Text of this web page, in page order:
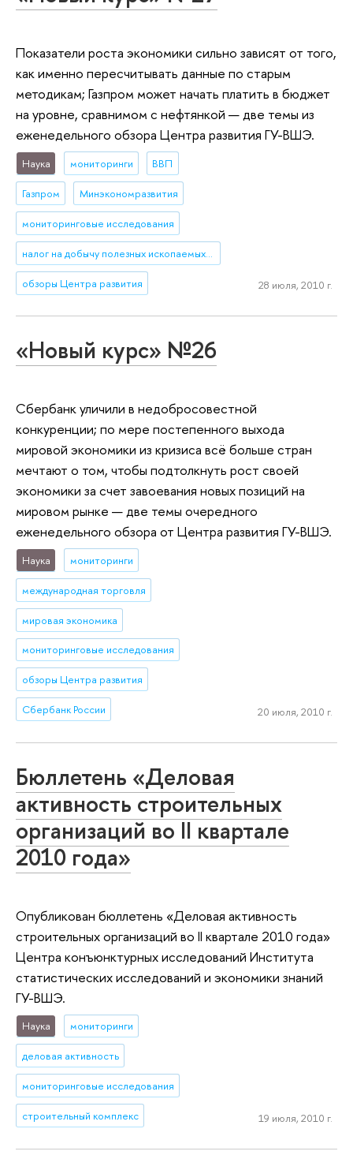
Показатели роста экономики сильно зависят от того,
как именно пересчитывать данные по старым
методикам; Газпром может начать платить в бюджет
на уровне, сравнимом с нефтянкой — две темы из
еженедельного обзора Центра развития ГУ-ВШЭ.
Наука мониторинги ВВП
Газпром Минэкономразвития
мониторинговые исследования
налог на добычу полезных ископаемых (НДПИ)
обзоры Центра развития 28 июля, 2010 г.
«Новый курс» №26
Сбербанк уличили в недобросовестной
конкуренции; по мере постепенного выхода
мировой экономики из кризиса всё больше стран
мечтают о том, чтобы подтолкнуть рост своей
экономики за счет завоевания новых позиций на
мировом рынке — две темы очередного
еженедельного обзора от Центра развития ГУ-ВШЭ.
Наука мониторинги
международная торговля
мировая экономика
мониторинговые исследования
обзоры Центра развития
Сбербанк России 20 июля, 2010 г.
Бюллетень «Деловая
активность строительных
организаций во II квартале
2010 года»
Опубликован бюллетень «Деловая активность
строительных организаций во II квартале 2010 года»
Центра конъюнктурных исследований Института
статистических исследований и экономики знаний
ГУ-ВШЭ.
Наука мониторинги
деловая активность
мониторинговые исследования
строительный комплекс 19 июля, 2010 г.